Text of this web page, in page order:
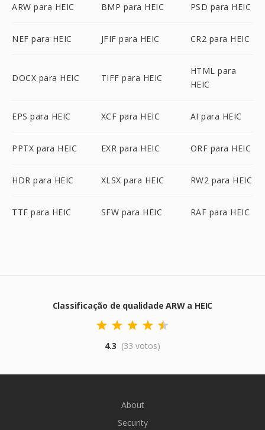
ARW para HEIC BMP para HEIC PSD para HEIC
NEF para HEIC JFIF para HEIC CR2 para HEIC
DOCX para HEIC TIFF para HEIC
HTML para
HEIC
EPS para HEIC XCF para HEIC AI para HEIC
PPTX para HEIC EXR para HEIC ORF para HEIC
HDR para HEIC XLSX para HEIC RW2 para HEIC
TTF para HEIC SFW para HEIC RAF para HEIC
Classificação de qualidade ARW a HEIC
4.3 (33 votos)
About
Security